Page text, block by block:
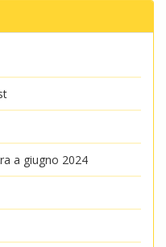
a giugno 2024